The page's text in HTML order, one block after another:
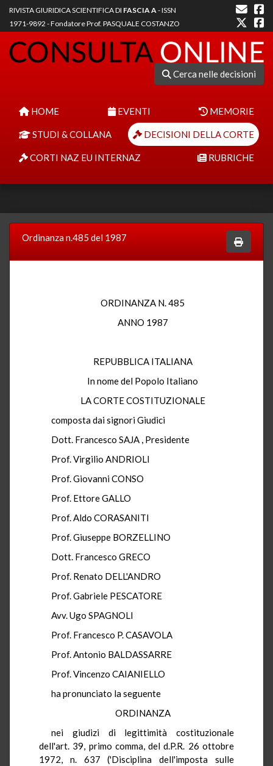
RIVISTA GIURIDICA SCIENTIFICA DI FASCIA A- ISSN
1971-9892 - Fondatore Prof. PASQUALE COSTANZO
Cerca nelle decisioni
HOME EVENTI MEMORIE
STUDI & COLLANA DECISIONI DELLA CORTE
CORTI NAZ EU INTERNAZ RUBRICHE
Ordinanza n.485 del 1987
ORDINANZA N. 485
ANNO 1987
REPUBBLICA ITALIANA
In nome del Popolo Italiano
LA CORTE COSTITUZIONALE
composta dai signori Giudici
Dott. Francesco SAJA , Presidente
Prof. Virgilio ANDRIOLI
Prof. Giovanni CONSO
Prof. Ettore GALLO
Prof. Aldo CORASANITI
Prof. Giuseppe BORZELLINO
Dott. Francesco GRECO
Prof. Renato DELL'ANDRO
Prof. Gabriele PESCATORE
Avv. Ugo SPAGNOLI
Prof. Francesco P. CASAVOLA
Prof. Antonio BALDASSARRE
Prof. Vincenzo CAIANIELLO
ha pronunciato la seguente
ORDINANZA
nei giudizi di legittimità costituzionale
dell'art. 39, primo comma, del d.P.R. 26 ottobre
1972, n. 637 ('Disciplina dell'imposta sulle